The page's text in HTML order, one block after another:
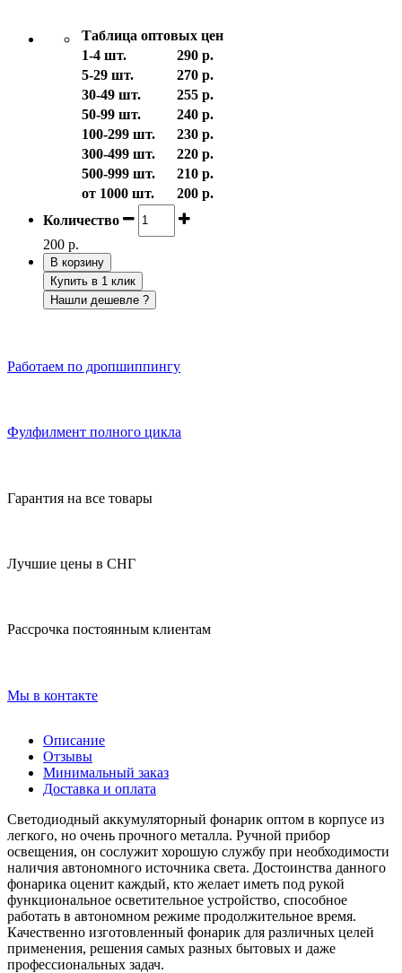
Таблица оптовых цен
1-4 шт.
290 р.
5-29 шт.
270 р.
30-49 шт.
255 р.
50-99 шт.
240 р.
100-299 шт.
230 р.
300-499 шт.
220 р.
500-999 шт.
210 р.
от 1000 шт.
200 р.
Количество
200 р.
В корзину
Купить в 1 клик
Нашли дешевле ?
Работаем по дропшиппингу
Фулфилмент полного цикла
Гарантия на все товары
Лучшие цены в СНГ
Рассрочка постоянным клиентам
Мы в контакте
Описание
Отзывы
Минимальный заказ
Доставка и оплата
Светодиодный аккумуляторный фонарик оптом в корпусе из
легкого, но очень прочного металла. Ручной прибор
освещения, он сослужит хорошую службу при необходимости
наличия автономного источника света. Достоинства данного
фонарика оценит каждый, кто желает иметь под рукой
функциональное осветительное устройство, способное
работать в автономном режиме продолжительное время.
Качественно изготовленный фонарик для различных целей
применения, решения самых разных бытовых и даже
профессиональных задач.